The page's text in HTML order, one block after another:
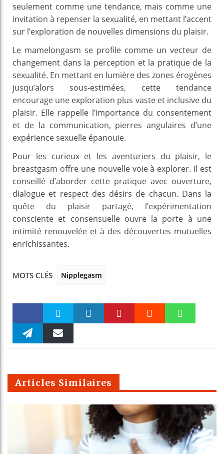
seulement comme une tendance, mais comme une
invitation à repenser la sexualité, en mettant l’accent
sur l’exploration de nouvelles dimensions du plaisir.
Le mamelongasm se profile comme un vecteur de
changement dans la perception et la pratique de la
sexualité. En mettant en lumière des zones érogènes
jusqu’alors sous-estimées, cette tendance
encourage une exploration plus vaste et inclusive du
plaisir. Elle rappelle l’importance du consentement
et de la communication, pierres angulaires d’une
expérience sexuelle épanouie.
Pour les curieux et les aventuriers du plaisir, le
breastgasm offre une nouvelle voie à explorer. Il est
conseillé d’aborder cette pratique avec ouverture,
dialogue et respect des désirs de chacun. Dans la
quête du plaisir partagé, l’expérimentation
consciente et consensuelle ouvre la porte à une
intimité renouvelée et à des découvertes mutuelles
enrichissantes.
MOTS CLÉS Nipplegasm
Faceboo Twitter
m
Articles Similaires